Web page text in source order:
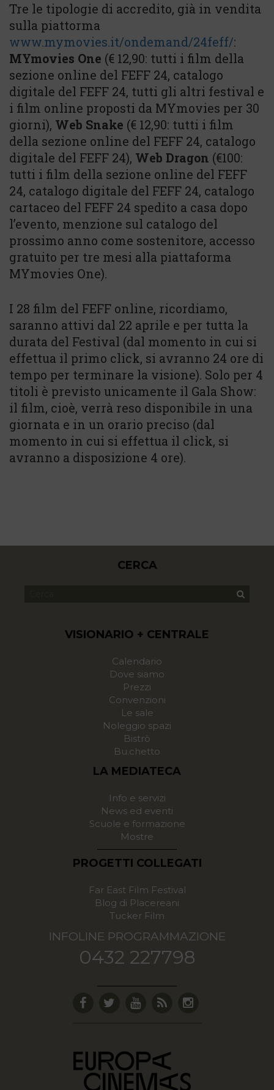
Tre le tipologie di accredito, già in vendita
sulla piattorma
www.mymovies.it/ondemand/24feff/:
MYmovies One (€ 12,90: tutti i film della
sezione online del FEFF 24, catalogo
digitale del FEFF 24, tutti gli altri festival e
i film online proposti da MYmovies per 30
giorni), Web Snake (€ 12,90: tutti i film
della sezione online del FEFF 24, catalogo
digitale del FEFF 24), Web Dragon (€100:
tutti i film della sezione online del FEFF
24, catalogo digitale del FEFF 24, catalogo
cartaceo del FEFF 24 spedito a casa dopo
l’evento, menzione sul catalogo del
prossimo anno come sostenitore, accesso
gratuito per tre mesi alla piattaforma
MYmovies One).
I 28 film del FEFF online, ricordiamo,
saranno attivi dal 22 aprile e per tutta la
durata del Festival (dal momento in cui si
effettua il primo click, si avranno 24 ore di
tempo per terminare la visione). Solo per 4
titoli è previsto unicamente il Gala Show:
il film, cioè, verrà reso disponibile in una
giornata e in un orario preciso (dal
momento in cui si effettua il click, si
avranno a disposizione 4 ore).
CERCA
VISIONARIO + CENTRALE
Calendario
Dove siamo
Prezzi
Convenzioni
Le sale
Noleggio spazi
Bistrò
Bu.chetto
LA MEDIATECA
Info e servizi
News ed eventi
Scuole e formazione
Mostre
PROGETTI COLLEGATI
Far East Film Festival
Blog di Placereani
Tucker Film
INFOLINE PROGRAMMAZIONE
0432 227798